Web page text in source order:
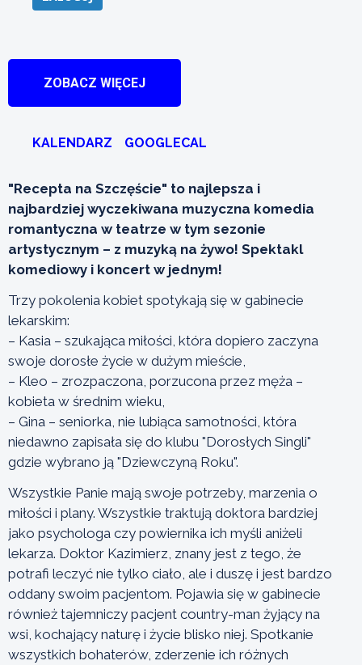
ZOBACZ WIĘCEJ
KALENDARZ GOOGLECAL
"Recepta na Szczęście" to najlepsza i
najbardziej wyczekiwana muzyczna komedia
romantyczna w teatrze w tym sezonie
artystycznym – z muzyką na żywo! Spektakl
komediowy i koncert w jednym!
Trzy pokolenia kobiet spotykają się w gabinecie
lekarskim:
– Kasia – szukająca miłości, która dopiero zaczyna
swoje dorosłe życie w dużym mieście,
– Kleo – zrozpaczona, porzucona przez męża –
kobieta w średnim wieku,
– Gina – seniorka, nie lubiąca samotności, która
niedawno zapisała się do klubu "Dorosłych Singli"
gdzie wybrano ją "Dziewczyną Roku".
Wszystkie Panie mają swoje potrzeby, marzenia o
miłości i plany. Wszystkie traktują doktora bardziej
jako psychologa czy powiernika ich myśli aniżeli
lekarza. Doktor Kazimierz, znany jest z tego, że
potrafi leczyć nie tylko ciało, ale i duszę i jest bardzo
oddany swoim pacjentom. Pojawia się w gabinecie
również tajemniczy pacjent country-man żyjący na
wsi, kochający naturę i życie blisko niej. Spotkanie
wszystkich bohaterów, zderzenie ich różnych